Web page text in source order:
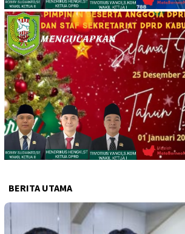
BERITA UTAMA